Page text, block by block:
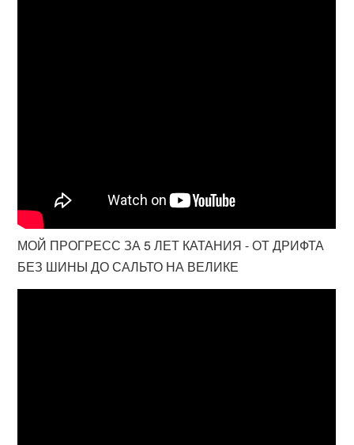
МОЙ ПРОГРЕСС ЗА 5 ЛЕТ КАТАНИЯ - ОТ ДРИФТА
БЕЗ ШИНЫ ДО САЛЬТО НА ВЕЛИКЕ